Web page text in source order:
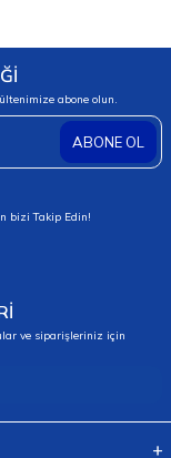
abone olun.
ABONE OL
bizi Takip Edin!
ve siparişleriniz için